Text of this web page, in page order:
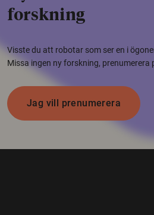
forskning
Visste du att robotar som ser en i
Missa ingen ny forskning, prenumerera
Jag vill prenumerera